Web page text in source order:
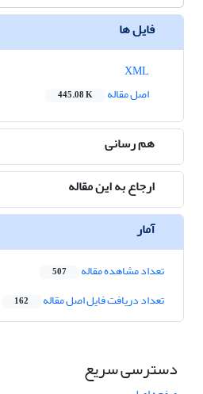
فایل ها
اصل مقاله
445.08 K
هم رسانی
ارجاع به این مقاله
آمار
تعداد مشاهده مقاله 507
تعداد دریافت فایل اصل مقاله 162
دسترسی سریع